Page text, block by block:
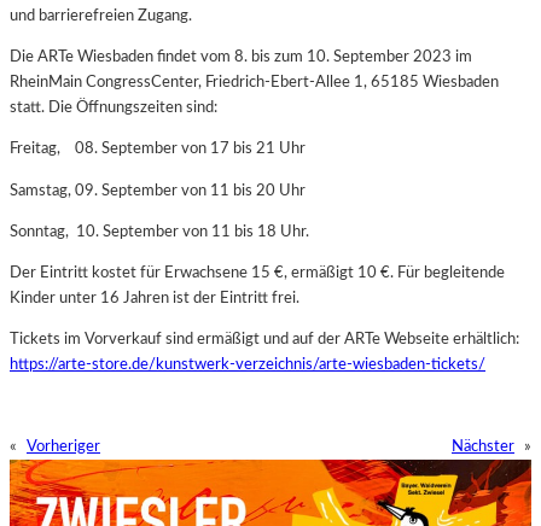
und barrierefreien Zugang.
Die ARTe Wiesbaden findet vom 8. bis zum 10. September 2023 im
RheinMain CongressCenter, Friedrich-Ebert-Allee 1, 65185 Wiesbaden
statt. Die Öffnungszeiten sind:
Freitag, 08. September von 17 bis 21 Uhr
Samstag, 09. September von 11 bis 20 Uhr
Sonntag, 10. September von 11 bis 18 Uhr.
Der Eintritt kostet für Erwachsene 15 €, ermäßigt 10 €. Für begleitende
Kinder unter 16 Jahren ist der Eintritt frei.
Tickets im Vorverkauf sind ermäßigt und auf der ARTe Webseite erhältlich:
https://arte-store.de/kunstwerk-verzeichnis/arte-wiesbaden-tickets/
« Vorheriger Nächster »